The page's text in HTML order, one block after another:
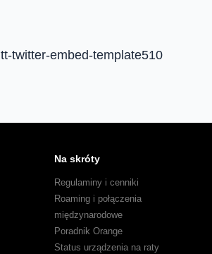
tt-twitter-embed-template510
Na skróty
Regulaminy i cenniki
Roaming i połączenia
międzynarodowe
Poradnik Orange
Status urządzenia na raty